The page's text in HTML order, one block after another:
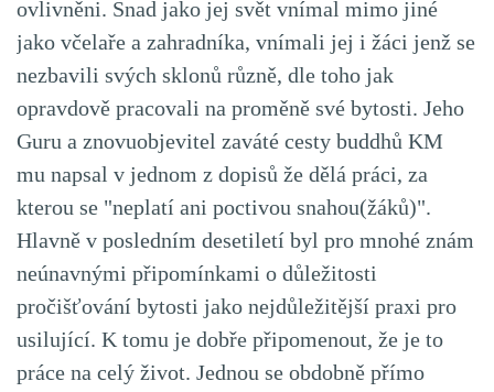
ovlivněni. Snad jako jej svět vnímal mimo jiné
jako včelaře a zahradníka, vnímali jej i žáci jenž se
nezbavili svých sklonů různě, dle toho jak
opravdově pracovali na proměně své bytosti. Jeho
Guru a znovuobjevitel zaváté cesty buddhů KM
mu napsal v jednom z dopisů že dělá práci, za
kterou se "neplatí ani poctivou snahou(žáků)".
Hlavně v posledním desetiletí byl pro mnohé znám
neúnavnými připomínkami o důležitosti
pročišťování bytosti jako nejdůležitější praxi pro
usilující. K tomu je dobře připomenout, že je to
práce na celý život. Jednou se obdobně přímo